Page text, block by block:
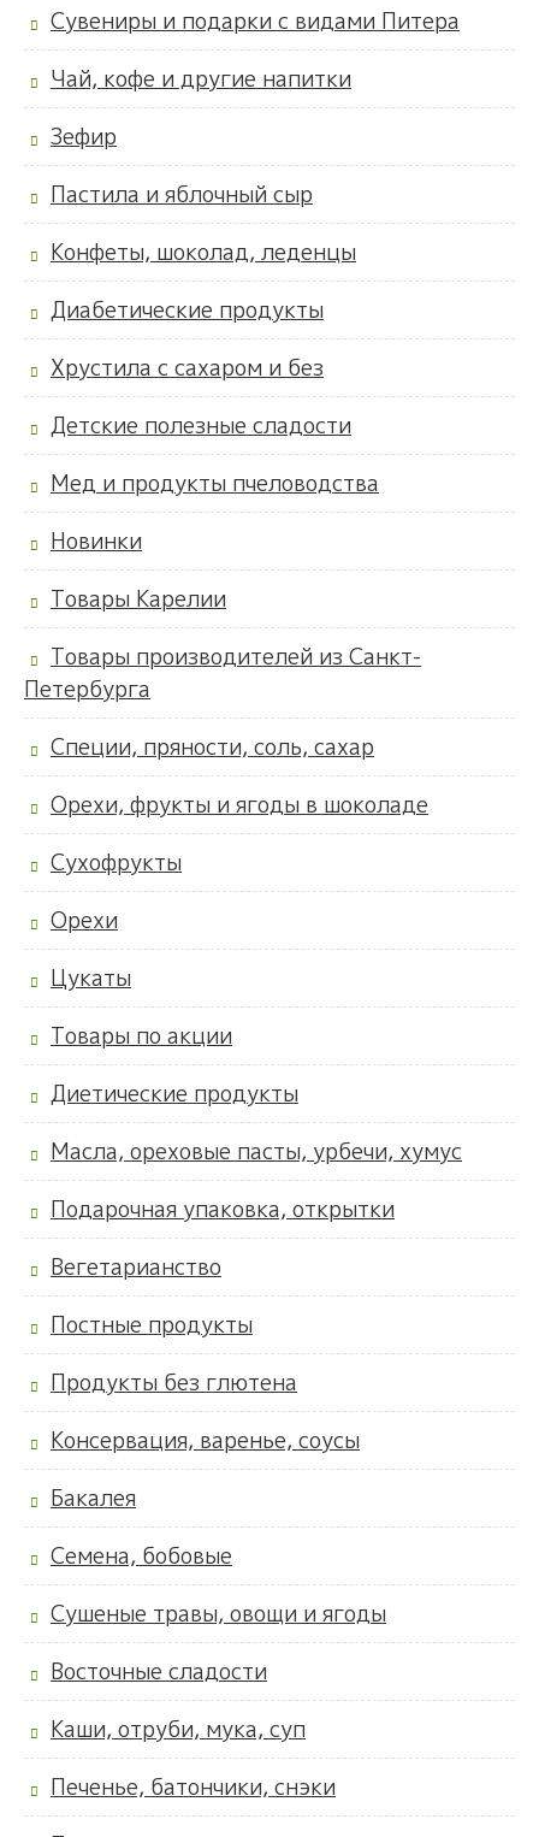
Сувениры и подарки с видами Питера
Чай, кофе и другие напитки
Зефир
Пастила и яблочный сыр
Конфеты, шоколад, леденцы
Диабетические продукты
Хрустила с сахаром и без
Детские полезные сладости
Мед и продукты пчеловодства
Новинки
Товары Карелии
Товары производителей из Санкт-
Петербурга
Специи, пряности, соль, сахар
Орехи, фрукты и ягоды в шоколаде
Сухофрукты
Орехи
Цукаты
Товары по акции
Диетические продукты
Масла, ореховые пасты, урбечи, хумус
Подарочная упаковка, открытки
Вегетарианство
Постные продукты
Продукты без глютена
Консервация, варенье, соусы
Бакалея
Семена, бобовые
Сушеные травы, овощи и ягоды
Восточные сладости
Каши, отруби, мука, суп
Печенье, батончики, снэки